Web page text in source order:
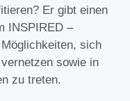
Er gibt einen
INSPIRED –
sich
sowie in
zu treten.